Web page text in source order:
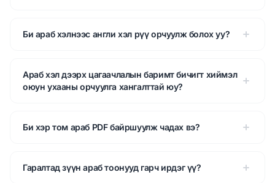
Би араб хэлнээс англи хэл рүү орчуулж болох уу?
Араб хэл дээрх цагаачлалын баримт бичигт хиймэл
оюун ухааны орчуулга хангалттай юу?
Би хэр том араб PDF байршуулж чадах вэ?
Гаралтад зүүн араб тоонууд гарч ирдэг үү?